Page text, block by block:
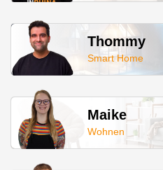
Thommy
Smart Home
Maike
Wohnen